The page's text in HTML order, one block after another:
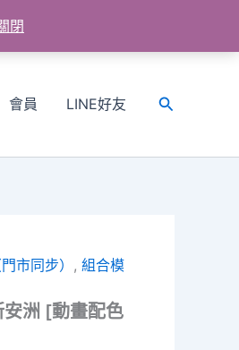
閉
會員 LINE好友
搜
市同步） ,組合模
洲 [動畫配色